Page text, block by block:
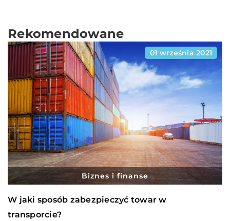
Rekomendowane
01 września 2021
Biznes i finanse
W jaki sposób zabezpieczyć towar w
transporcie?